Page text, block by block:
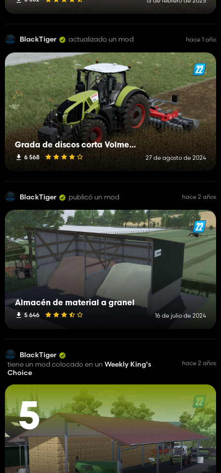
BlackTiger actualizado un mod hace 1 año
Grada de discos corta Volmer Serie 101
6 568 27 de agosto de 2024
BlackTiger publicó un mod hace 2 años
Almacén de material a granel
5 646 16 de julio de 2024
BlackTiger
tiene un mod colocado en un Weekly King's
Choice
hace 2 años
5